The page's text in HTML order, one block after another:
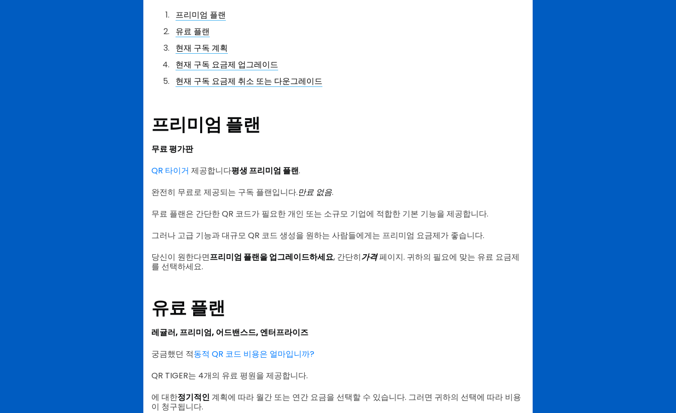
프리미엄 플랜
유료 플랜
현재 구독 계획
현재 구독 요금제 업그레이드
현재 구독 요금제 취소 또는 다운그레이드
프리미엄 플랜
무료 평가판
QR 타이거 제공합니다평생 프리미엄 플랜.
완전히 무료로 제공되는 구독 플랜입니다.만료 없음.
무료 플랜은 간단한 QR 코드가 필요한 개인 또는 소규모 기업에 적합한 기본 기능을 제공합니다.
그러나 고급 기능과 대규모 QR 코드 생성을 원하는 사람들에게는 프리미엄 요금제가 좋습니다.
당신이 원한다면프리미엄 플랜을 업그레이드하세요, 간단히가격페이지. 귀하의 필요에 맞는 유료 요금제
를 선택하세요.
유료 플랜
레귤러, 프리미엄, 어드밴스드, 엔터프라이즈
궁금했던 적동적 QR 코드 비용은 얼마입니까?
QR TIGER는 4개의 유료 평원을 제공합니다.
에 대한정기적인 계획에 따라 월간 또는 연간 요금을 선택할 수 있습니다. 그러면 귀하의 선택에 따라 비용
이 청구됩니다.